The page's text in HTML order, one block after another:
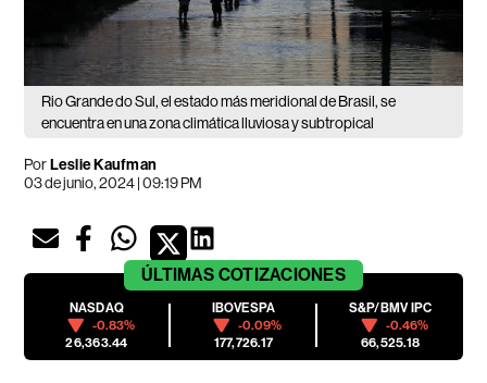
Rio Grande do Sul, el estado más meridional de Brasil, se
encuentra en una zona climática lluviosa y subtropical
PorLeslie Kaufman
03 de junio, 2024 | 09:19 PM
ÚLTIMAS COTIZACIONES
NASDAQ
-0.83%
26,363.44
IBOVESPA
-0.09%
177,726.17
S&P/BMV IPC
-0.46%
66,525.18